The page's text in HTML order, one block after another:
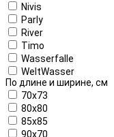
Nivis
Parly
River
Timo
Wasserfalle
WeltWasser
По длине и ширине, см
70x73
80x80
85x85
90x70